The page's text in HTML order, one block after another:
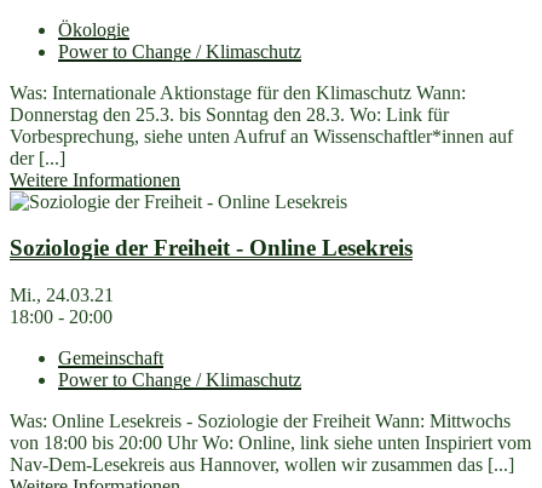
Ökologie
Power to Change / Klimaschutz
Was: Internationale Aktionstage für den Klimaschutz Wann:
Donnerstag den 25.3. bis Sonntag den 28.3. Wo: Link für
Vorbesprechung, siehe unten Aufruf an Wissenschaftler*innen auf
der [...]
Weitere Informationen
Soziologie der Freiheit - Online Lesekreis
Mi., 24.03.21
18:00 - 20:00
Gemeinschaft
Power to Change / Klimaschutz
Was: Online Lesekreis - Soziologie der Freiheit Wann: Mittwochs
von 18:00 bis 20:00 Uhr Wo: Online, link siehe unten Inspiriert vom
Nav-Dem-Lesekreis aus Hannover, wollen wir zusammen das [...]